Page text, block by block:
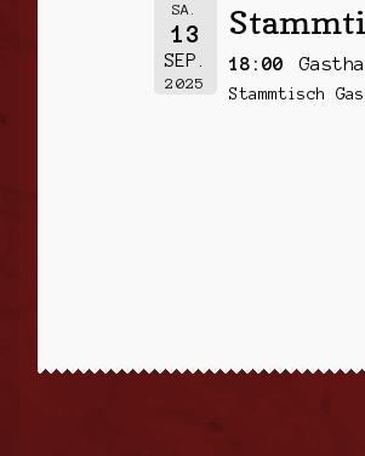
SA.
13
SEP.
2025
18:00
Stammtisch